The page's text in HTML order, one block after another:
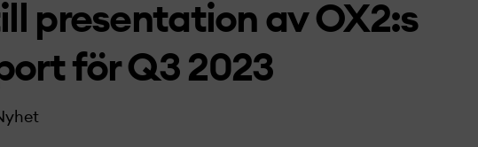
presentation av OX2:s
för Q3 2023